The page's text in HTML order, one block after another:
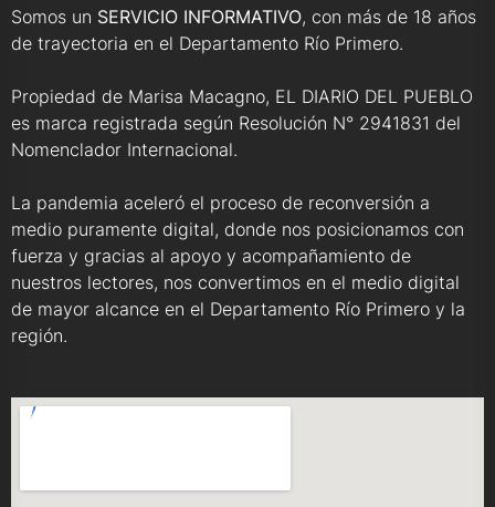
Somos un SERVICIO INFORMATIVO, con más de 18 años
de trayectoria en el Departamento Río Primero.
Propiedad de Marisa Macagno, EL DIARIO DEL PUEBLO
es marca registrada según Resolución N° 2941831 del
Nomenclador Internacional.
La pandemia aceleró el proceso de reconversión a
medio puramente digital, donde nos posicionamos con
fuerza y gracias al apoyo y acompañamiento de
nuestros lectores, nos convertimos en el medio digital
de mayor alcance en el Departamento Río Primero y la
región.